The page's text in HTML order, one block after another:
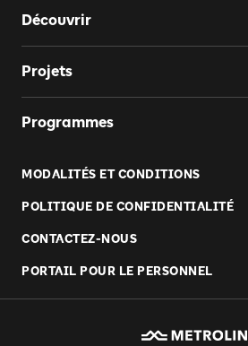
Découvrir
Projets
Programmes
MODALITÉS ET CONDITIONS
POLITIQUE DE CONFIDENTIALITÉ
CONTACTEZ-NOUS
PORTAIL POUR LE PERSONNEL